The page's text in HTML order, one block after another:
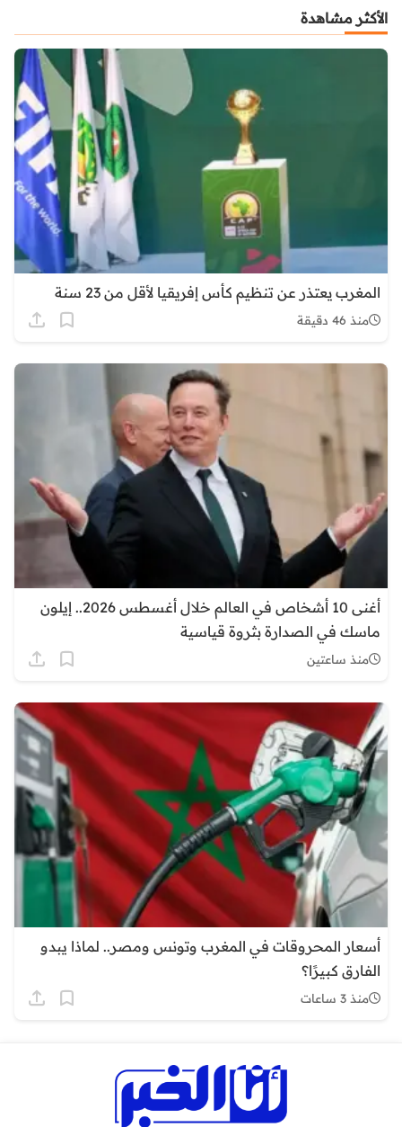
الأكثر مشاهدة
المغرب يعتذر عن تنظيم كأس إفريقيا لأقل من 23 سنة
منذ 46 دقيقة
أغنى 10 أشخاص في العالم خلال أغسطس 2026.. إيلون
ماسك في الصدارة بثروة قياسية
منذ ساعتين
أسعار المحروقات في المغرب وتونس ومصر.. لماذا يبدو
الفارق كبيرًا؟
منذ 3 ساعات